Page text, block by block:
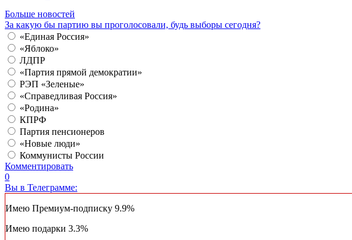
Больше новостей
За какую бы партию вы проголосовали, будь выборы сегодня?
«Единая Россия»
«Яблоко»
ЛДПР
«Партия прямой демократии»
РЭП «Зеленые»
«Справедливая Россия»
«Родина»
КПРФ
Партия пенсионеров
«Новые люди»
Коммунисты России
Комментировать
0
Вы в Телеграмме:
Имею Премиум-подписку 9.9%
Имею подарки 3.3%